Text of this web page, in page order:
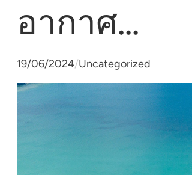
อากาศ…
19/06/2024/Uncategorized